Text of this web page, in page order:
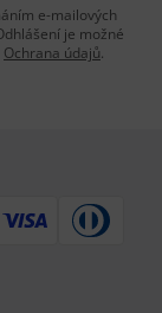
e-mailových
je možné
Ochrana údajů.